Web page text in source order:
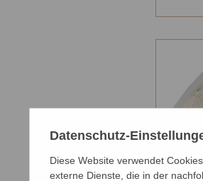
Datenschutz-
Diese Website verwendet
externe Dienste, die in der